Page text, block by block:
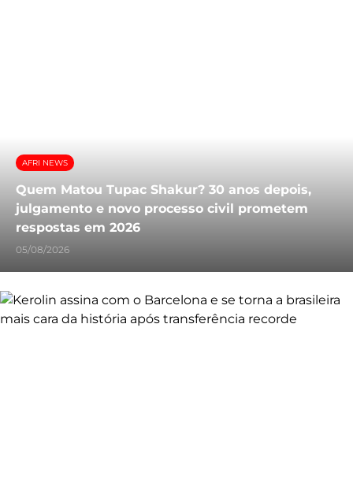
AFRI NEWS
Quem Matou Tupac Shakur? 30 anos depois,
julgamento e novo processo civil prometem
respostas em 2026
05/08/2026